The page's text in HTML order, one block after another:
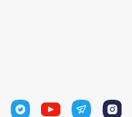
1 1 1 1